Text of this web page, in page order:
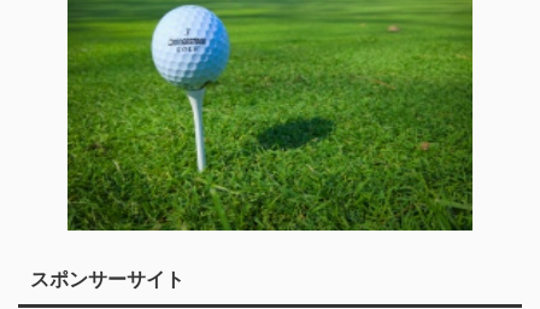
スポンサーサイト